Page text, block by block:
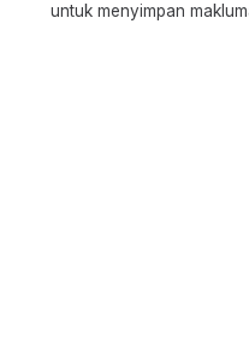
untuk menyimpan